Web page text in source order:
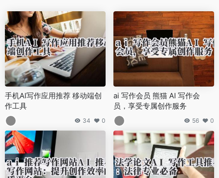
手机AI写作应用推荐 移动端创
作工具
34 0
ai 写作会员 熊猫 AI 写作会
员，享受专属创作服务
56 0